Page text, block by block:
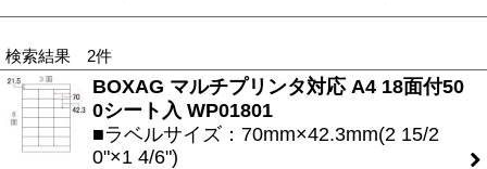
検索結果 2件
BOXAG マルチプリンタ対応 A4 18面付50
0シート入 WP01801
■ラベルサイズ：70mm×42.3mm(2 15/2
0"×1 4/6")